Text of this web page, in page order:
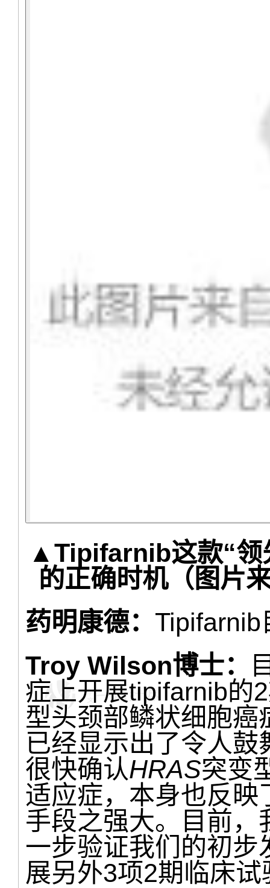
▲Tipifarnib这款“领
的正确时机（图片
药明康德： Tipifarnib
Troy Wilson博士：
症上开展tipifarnib的
型头颈部鳞状细胞
已经显示出了令人
很快确认HRAS突变
适应症，本身也反映
手段之强大。目前
一步验证我们的初步
展另外3项2期临床